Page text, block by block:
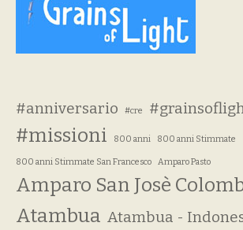
#anniversario #cre
#missioni 800 anni 800 anni Stimmate
800 anni Stimmate San Francesco Amparo Pasto
Amparo San Josè
Atambua Atambua -